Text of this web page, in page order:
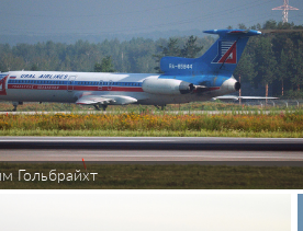
Гольбрайхт